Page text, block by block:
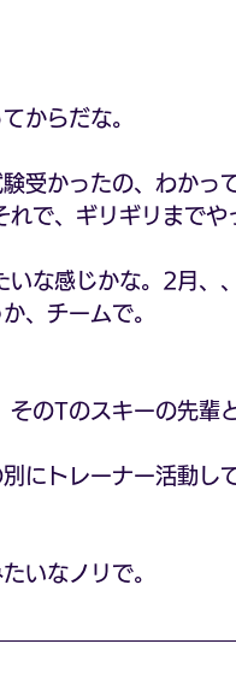
からだな。
受かったの、わかっ
で、ギリギリまでや
な感じかな。2月、
、チームで。
のTのスキーの先輩
にトレーナー活動し
いなノリで。